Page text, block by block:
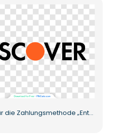
Symbol für die Zahlungsmethode „Entdecken“ Kostenloses PNG